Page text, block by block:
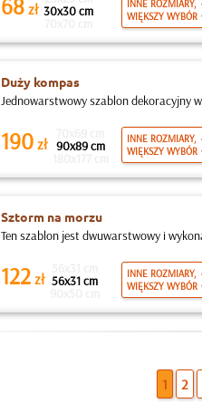
68zł 30x30 cm
INNE ROZMIARY,
WIĘKSZY WYBÓR
Duży kompas
Jednowarstwowy szablon dekoracyjny
190zł 90x89 cm
INNE ROZMIARY,
WIĘKSZY WYBÓR
Sztorm na morzu
Ten szablon jest dwuwarstwowy i
122zł 56x31 cm
INNE ROZMIARY,
WIĘKSZY WYBÓR
1 2